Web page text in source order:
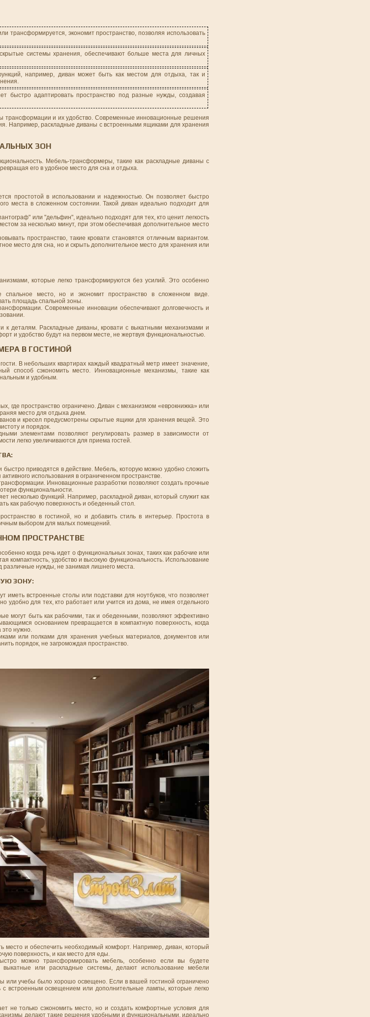
трансформируется, экономит пространство, позволяя использовать
системы хранения, обеспечивают больше места для личных
например, диван может быть как местом для отдыха, так и
быстро адаптировать пространство под разные нужды, создавая
трансформации и их удобство. Современные инновационные решения
Например, раскладные диваны с встроенными ящиками для хранения
ЗОН
Мебель-трансформеры, такие как раскладные диваны с
его в удобное место для сна и отдыха.
простотой в использовании и надежностью. Он позволяет быстро
места в сложенном состоянии. Такой диван идеально подходит для
или "дельфин", идеально подходят для тех, кто ценит легкость
за несколько минут, при этом обеспечивая дополнительное место
пространство, такие кровати становятся отличным вариантом.
место для сна, но и скрыть дополнительное место для хранения или
которые легко трансформируются без усилий. Это особенно
место, но и экономит пространство в сложенном виде.
площадь спальной зоны.
Современные инновации обеспечивают долговечность и
к деталям. Раскладные диваны, кровати с выкатными механизмами и
и удобство будут на первом месте, не жертвуя функциональностью.
В ГОСТИНОЙ
В небольших квартирах каждый квадратный метр имеет значение,
способ сэкономить место. Инновационные механизмы, такие как
и удобным.
где пространство ограничено. Диван с механизмом «еврокнижка» или
место для отдыха днем.
и кресел предусмотрены скрытые ящики для хранения вещей. Это
и порядок.
элементами позволяют регулировать размер в зависимости от
легко увеличиваются для приема гостей.
приводятся в действие. Мебель, которую можно удобно сложить
использования в ограниченном пространстве.
Инновационные разработки позволяют создать прочные
функциональности.
несколько функций. Например, раскладной диван, который служит как
как рабочую поверхность и обеденный стол.
в гостиной, но и добавить стиль в интерьер. Простота в
выбором для малых помещений.
ПРОСТРАНСТВЕ
когда речь идет о функциональных зонах, таких как рабочие или
компактность, удобство и высокую функциональность. Использование
нужды, не занимая лишнего места.
ЗОНУ:
иметь встроенные столы или подставки для ноутбуков, что позволяет
удобно для тех, кто работает или учится из дома, не имея отдельного
могут быть как рабочими, так и обеденными, позволяют эффективно
основанием превращается в компактную поверхность, когда
нужно.
или полками для хранения учебных материалов, документов или
порядок, не загромождая пространство.
место и обеспечить необходимый комфорт. Например, диван, который
поверхность, и как место для еды.
можно трансформировать мебель, особенно если вы будете
или раскладные системы, делают использование мебели
или учебы было хорошо освещено. Если в вашей гостиной ограничено
с встроенным освещением или дополнительные лампы, которые легко
не только сэкономить место, но и создать комфортные условия для
делают такие решения удобными и функциональными, идеально